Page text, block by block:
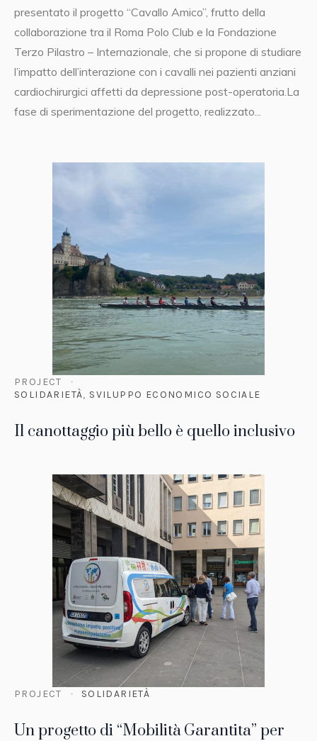
presentato il progetto “Cavallo Amico”, frutto della
collaborazione tra il Roma Polo Club e la Fondazione
Terzo Pilastro – Internazionale, che si propone di studiare
l’impatto dell’interazione con i cavalli nei pazienti anziani
cardiochirurgici affetti da depressione post-operatoria.La
fase di sperimentazione del progetto, realizzato...
PROJECT
SOLIDARIETÀ, SVILUPPO ECONOMICO SOCIALE
Il canottaggio più bello è quello inclusivo
PROJECT SOLIDARIETÀ
Un progetto di “Mobilità Garantita” per